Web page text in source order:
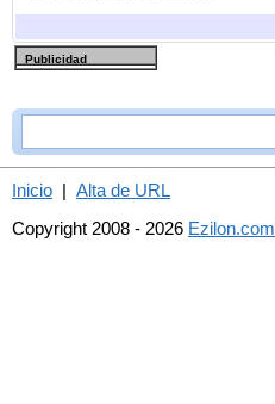
Publicidad
Inicio | Alta de URL
Copyright 2008 - 2026 Ezilon.com